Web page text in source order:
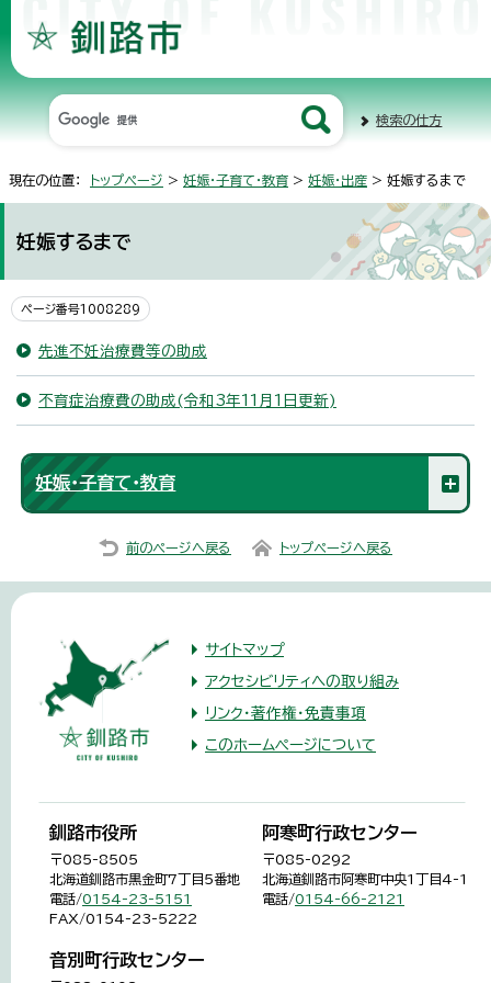
検索の仕方
現在の位置： トップページ > 妊娠・子育て・教育 > 妊娠・出産 > 妊娠するまで
妊娠するまで
ページ番号1008289
先進不妊治療費等の助成
不育症治療費の助成(令和3年11月1日更新)
妊娠・子育て・教育
前のページへ戻る トップページへ戻る
サイトマップ
アクセシビリティへの取り組み
リンク・著作権・免責事項
このホームページについて
釧路市役所
〒085-8505
北海道釧路市黒金町7丁目5番地
電話/0154-23-5151
FAX/0154-23-5222
阿寒町行政センター
〒085-0292
北海道釧路市阿寒町中央1丁目4-1
電話/0154-66-2121
音別町行政センター